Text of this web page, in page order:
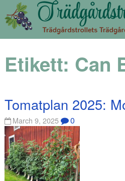
Etikett: Can
Tomatplan 2025:
March 9, 2025 0